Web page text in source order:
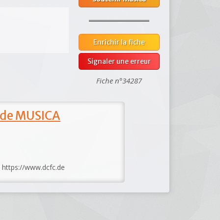
Enrichir la fiche
Signaler une erreur
Fiche n°34287
MUSICA
https://www.dcfc.de